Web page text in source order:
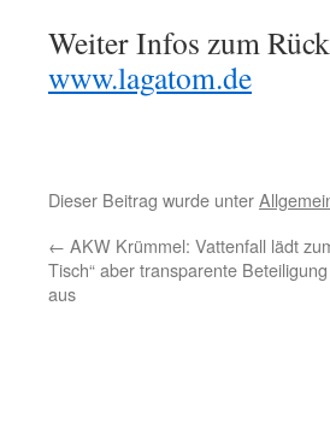
Weiter Infos zum
www.lagatom.de
Dieser Beitrag wurde unter
← AKW Krümmel: Vattenfall lädt
Tisch“ aber transparente
aus